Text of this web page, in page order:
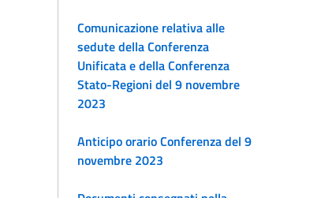
Comunicazione relativa alle
sedute della Conferenza
Unificata e della Conferenza
Stato-Regioni del 9 novembre
2023
Anticipo orario Conferenza del 9
novembre 2023